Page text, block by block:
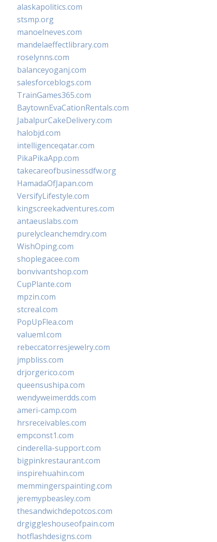
alaskapolitics.com
stsmp.org
manoelneves.com
mandelaeffectlibrary.com
roselynns.com
balanceyoganj.com
salesforceblogs.com
TrainGames365.com
BaytownEvaCationRentals.com
JabalpurCakeDelivery.com
halobjd.com
intelligenceqatar.com
PikaPikaApp.com
takecareofbusinessdfw.org
HamadaOfJapan.com
VersifyLifestyle.com
kingscreekadventures.com
antaeuslabs.com
purelycleanchemdry.com
WishOping.com
shoplegacee.com
bonvivantshop.com
CupPlante.com
mpzin.com
stcreal.com
PopUpFlea.com
valueml.com
rebeccatorresjewelry.com
jmpbliss.com
drjorgerico.com
queensushipa.com
wendyweimerdds.com
ameri-camp.com
hrsreceivables.com
empconst1.com
cinderella-support.com
bigpinkrestaurant.com
inspirehuahin.com
memmingerspainting.com
jeremypbeasley.com
thesandwichdepotcos.com
drgiggleshouseofpain.com
hotflashdesigns.com